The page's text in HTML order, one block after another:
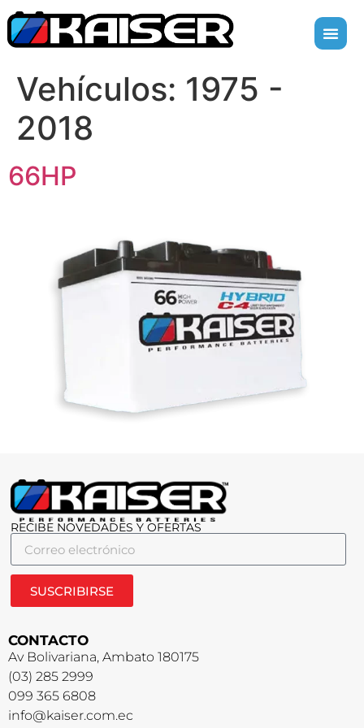
Vehículos: 1975 -
2018
66HP
RECIBE NOVEDADES Y OFERTAS
SUSCRIBIRSE
CONTACTO
Av Bolivariana, Ambato 180175
(03) 285 2999
099 365 6808
info@kaiser.com.ec